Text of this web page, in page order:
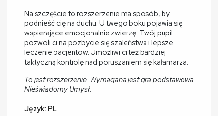
Na szczęście to rozszerzenie ma sposób, by
podnieść cię na duchu. U twego boku pojawia się
wspierające emocjonalnie zwierzę. Twój pupil
pozwoli ci na pozbycie się szaleństwa i lepsze
leczenie pacjentów. Umożliwi ci też bardziej
taktyczną kontrolę nad poruszaniem się kałamarza.
To jest rozszerzenie. Wymagana jest gra podstawowa
Nieświadomy Umysł.
Język: PL